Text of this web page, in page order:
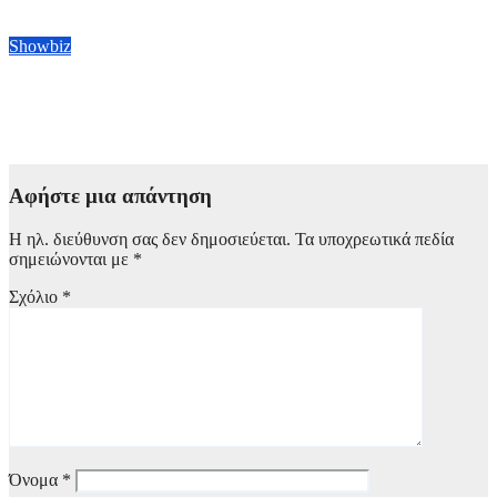
Showbiz
Αφήστε μια απάντηση
Η ηλ. διεύθυνση σας δεν δημοσιεύεται. Τα υποχρεωτικά πεδία
σημειώνονται με *
Σχόλιο *
Όνομα *